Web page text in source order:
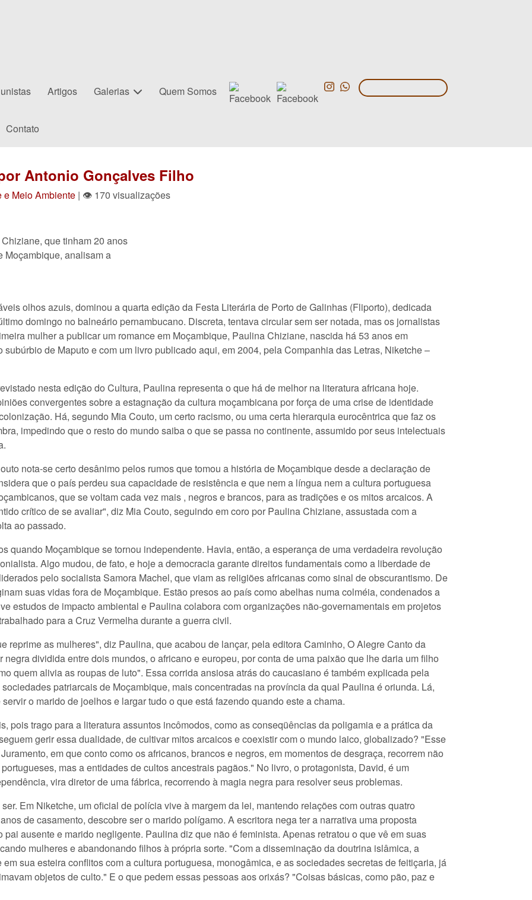
Artigos Galerias Quem Somos
Contato
Antonio Gonçalves Filho
Meio Ambiente | 👁 170 visualizações
que tinham 20 anos
Moçambique, analisam a
olhos azuis, dominou a quarta edição da Festa Literária de Porto de Galinhas (Fliporto), dedicada
domingo no balneário pernambucano. Discreta, tentava circular sem ser notada, mas os jornalistas
mulher a publicar um romance em Moçambique, Paulina Chiziane, nascida há 53 anos em
de Maputo e com um livro publicado aqui, em 2004, pela Companhia das Letras, Niketche –
nesta edição do Cultura, Paulina representa o que há de melhor na literatura africana hoje.
convergentes sobre a estagnação da cultura moçambicana por força de uma crise de identidade
Há, segundo Mia Couto, um certo racismo, ou uma certa hierarquia eurocêntrica que faz os
impedindo que o resto do mundo saiba o que se passa no continente, assumido por seus intelectuais
nota-se certo desânimo pelos rumos que tomou a história de Moçambique desde a declaração de
que o país perdeu sua capacidade de resistência e que nem a língua nem a cultura portuguesa
que se voltam cada vez mais , negros e brancos, para as tradições e os mitos arcaicos. A
crítico de se avaliar", diz Mia Couto, seguindo em coro por Paulina Chiziane, assustada com a
ao passado.
quando Moçambique se tornou independente. Havia, então, a esperança de uma verdadeira revolução
Algo mudou, de fato, e hoje a democracia garante direitos fundamentais como a liberdade de
pelo socialista Samora Machel, que viam as religiões africanas como sinal de obscurantismo. De
suas vidas fora de Moçambique. Estão presos ao país como abelhas numa colméia, condenados a
estudos de impacto ambiental e Paulina colabora com organizações não-governamentais em projetos
para a Cruz Vermelha durante a guerra civil.
reprime as mulheres", diz Paulina, que acabou de lançar, pela editora Caminho, O Alegre Canto da
dividida entre dois mundos, o africano e europeu, por conta de uma paixão que lhe daria um filho
quem alivia as roupas de luto". Essa corrida ansiosa atrás do caucasiano é também explicada pela
patriarcais de Moçambique, mais concentradas na província da qual Paulina é oriunda. Lá,
o marido de joelhos e largar tudo o que está fazendo quando este a chama.
pois trago para a literatura assuntos incômodos, como as conseqüências da poligamia e a prática da
gerir essa dualidade, de cultivar mitos arcaicos e coexistir com o mundo laico, globalizado? "Esse
em que conto como os africanos, brancos e negros, em momentos de desgraça, recorrem não
mas a entidades de cultos ancestrais pagãos." No livro, o protagonista, David, é um
vira diretor de uma fábrica, recorrendo à magia negra para resolver seus problemas.
Em Niketche, um oficial de polícia vive à margem da lei, mantendo relações com outras quatro
de casamento, descobre ser o marido polígamo. A escritora nega ter a narrativa uma proposta
ausente e marido negligente. Paulina diz que não é feminista. Apenas retratou o que vê em suas
mulheres e abandonando filhos à própria sorte. "Com a disseminação da doutrina islâmica, a
sua esteira conflitos com a cultura portuguesa, monogâmica, e as sociedades secretas de feitiçaria, já
objetos de culto." E o que pedem essas pessoas aos orixás? "Coisas básicas, como pão, paz e